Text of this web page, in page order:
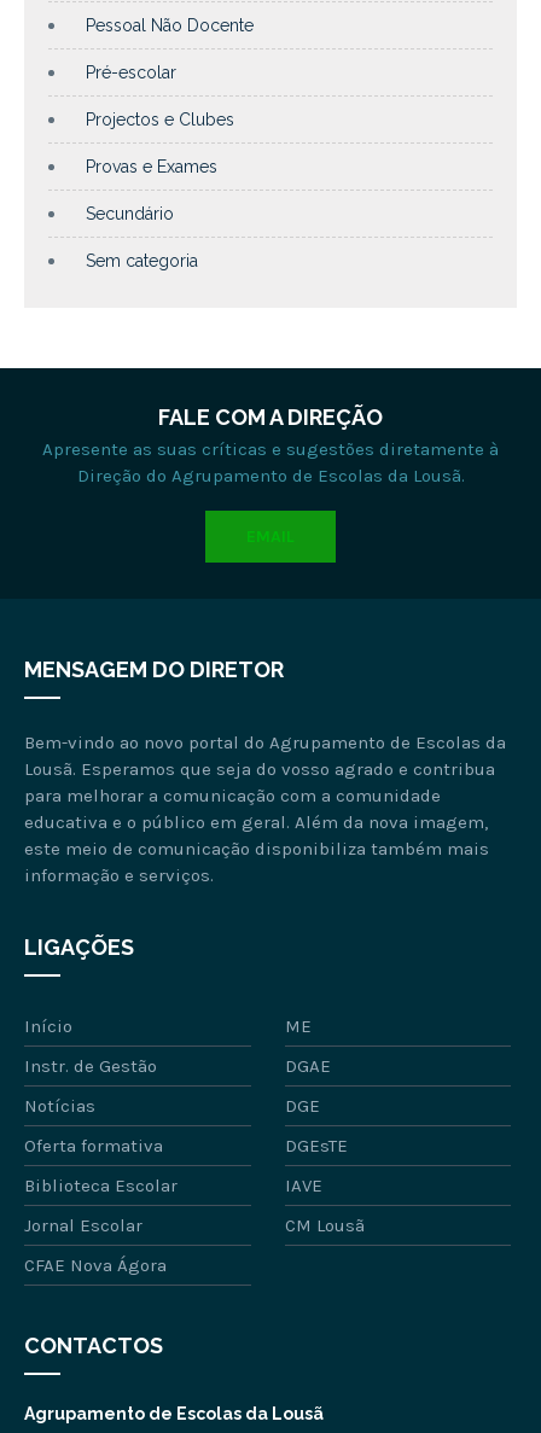
Pessoal Não Docente
Pré-escolar
Projectos e Clubes
Provas e Exames
Secundário
Sem categoria
FALE COM A DIREÇÃO
Apresente as suas críticas e sugestões diretamente à
Direção do Agrupamento de Escolas da Lousã.
EMAIL
MENSAGEM DO DIRETOR
Bem-vindo ao novo portal do Agrupamento de Escolas da
Lousã. Esperamos que seja do vosso agrado e contribua
para melhorar a comunicação com a comunidade
educativa e o público em geral. Além da nova imagem,
este meio de comunicação disponibiliza também mais
informação e serviços.
LIGAÇÕES
Início
ME
Instr. de Gestão
DGAE
Notícias
DGE
Oferta formativa
DGEsTE
Biblioteca Escolar
IAVE
Jornal Escolar
CM Lousã
CFAE Nova Ágora
CONTACTOS
Agrupamento de Escolas da Lousã